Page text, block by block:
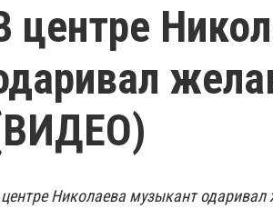
центре
Николаева музыкант